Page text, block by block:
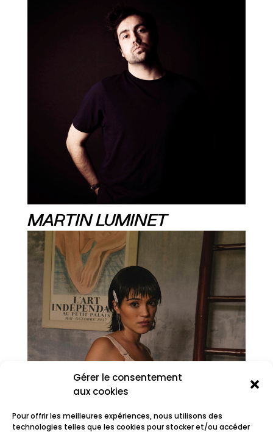
Gérer le consentement
aux cookies
Pour offrir les meilleures expériences, nous utilisons des
technologies telles que les cookies pour stocker et/ou accéder
MARTIN LUMINET